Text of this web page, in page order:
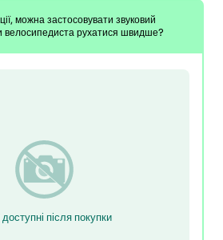
можна застосовувати звуковий
велосипедиста рухатися швидше?
доступні після покупки